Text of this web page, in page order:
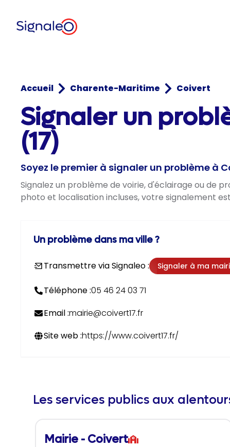
Accueil Charente-Maritime Coivert
Signaler un
(17)
Soyez le premier à signaler un problème à
Signalez un problème de voirie, d'éclairage ou de
photo et localisation incluses, votre signalement
Un problème dans ma ville ?
Transmettre via Signaleo : Signaler à ma
Téléphone :05 46 24 03 71
Email :mairie@coivert17.fr
Site web :https://www.coivert17.fr/
Les services publics aux
Mairie - Coivert